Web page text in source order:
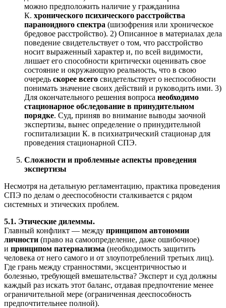
можно предположить наличие у гражданина
К. хронического психического расстройства
параноидного спектра (шизофрения или хроническое
бредовое расстройство). 2) Описанное в материалах дела
поведение свидетельствует о том, что расстройство
носит выраженный характер и, по всей видимости,
лишает его способности критически оценивать свое
состояние и окружающую реальность, что в свою
очередь скорее всего свидетельствует о неспособности
понимать значение своих действий и руководить ими. 3)
Для окончательного решения вопроса необходимо
стационарное обследование в принудительном
порядке. Суд, приняв во внимание выводы заочной
экспертизы, вынес определение о принудительной
госпитализации К. в психиатрический стационар для
проведения стационарной СПЭ.
Сложности и проблемные аспекты проведения
экспертизы
Несмотря на детальную регламентацию, практика проведения
СПЭ по делам о дееспособности сталкивается с рядом
системных и этических проблем.
5.1. Этические дилеммы.
Главный конфликт — между принципом автономии
личности (право на самоопределение, даже ошибочное)
и принципом патернализма (необходимость защитить
человека от него самого и от злоупотреблений третьих лиц).
Где грань между странностями, эксцентричностью и
болезнью, требующей вмешательства? Эксперт и суд должны
каждый раз искать этот баланс, отдавая предпочтение менее
ограничительной мере (ограниченная дееспособность
предпочтительнее полной).